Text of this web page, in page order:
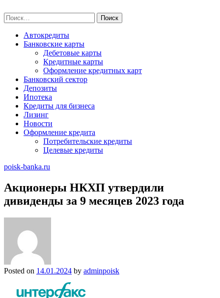
to
content
Найти:
Автокредиты
Банковские карты
Дебетовые карты
Кредитные карты
Оформление кредитных карт
Банковский сектор
Депозиты
Ипотека
Кредиты для бизнеса
Лизинг
Новости
Оформление кредита
Потребительские кредиты
Целевые кредиты
poisk-banka.ru
Акционеры НКХП утвердили
дивиденды за 9 месяцев 2023 года
Posted on 14.01.2024 by adminpoisk